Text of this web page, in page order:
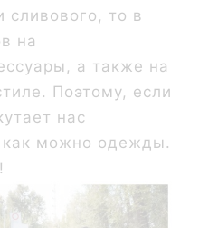
сливового, то в
на
а также на
Поэтому, если
нас
можно одежды.